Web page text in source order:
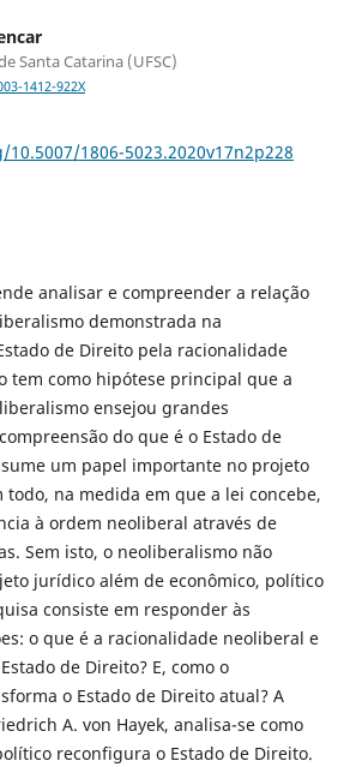
Santa Catarina (UFSC)
1412-922X
1806-5023.2020v17n2p228
analisar e compreender a relação
demonstrada na
de Direito pela racionalidade
tem como hipótese principal que a
ensejou grandes
do que é o Estado de
um papel importante no projeto
todo, na medida em que a lei concebe,
à ordem neoliberal através de
Sem isto, o neoliberalismo não
jurídico além de econômico, político
consiste em responder às
o que é a racionalidade neoliberal e
de Direito? E, como o
o Estado de Direito atual? A
A. von Hayek, analisa-se como
reconfigura o Estado de Direito.